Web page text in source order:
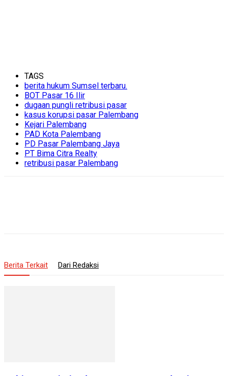
TAGS
berita hukum Sumsel terbaru.
BOT Pasar 16 Ilir
dugaan pungli retribusi pasar
kasus korupsi pasar Palembang
Kejari Palembang
PAD Kota Palembang
PD Pasar Palembang Jaya
PT Bima Citra Realty
retribusi pasar Palembang
Berita Terkait Dari Redaksi